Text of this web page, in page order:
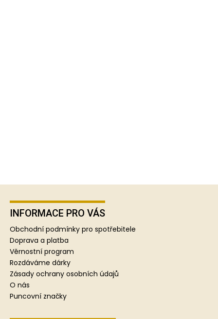
INFORMACE PRO VÁS
Obchodní podmínky pro spotřebitele
Doprava a platba
Věrnostní program
Rozdáváme dárky
Zásady ochrany osobních údajů
O nás
Puncovní značky